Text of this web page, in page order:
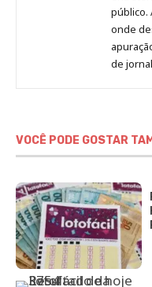
público.
onde
de
VOCÊ PODE GOSTAR